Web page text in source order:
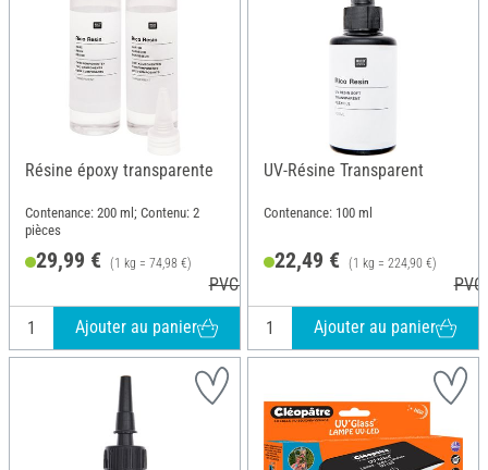
Résine époxy transparente
Contenance: 200 ml; Contenu: 2
pièces
29,99 € (1 kg = 74,98 €)
PVC 34,99 €
Ajouter au panier
UV-Résine Transparent
Contenance: 100 ml
22,49 € (1 kg = 224,90 €)
Ajouter au panier